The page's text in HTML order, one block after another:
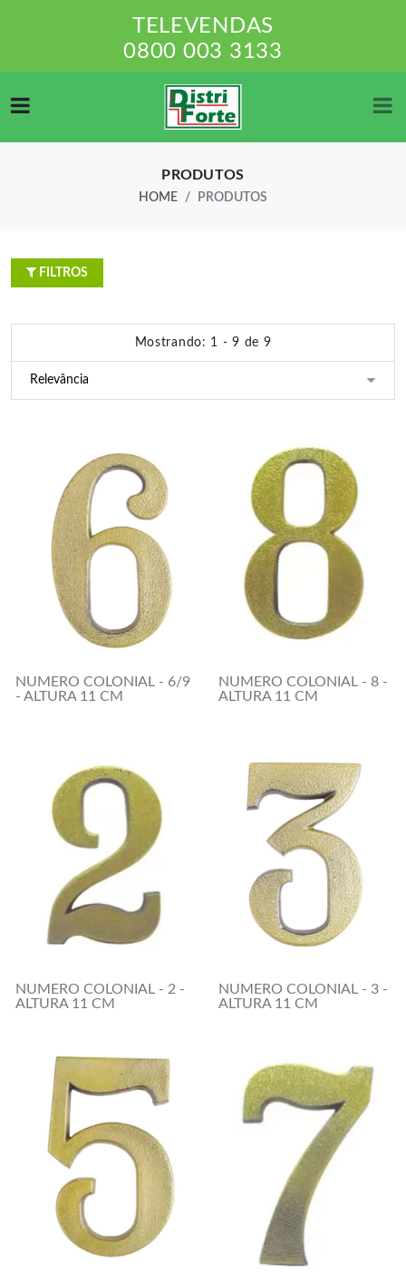
TELEVENDAS
0800 003 3133
PRODUTOS
HOME PRODUTOS
FILTROS
Mostrando: 1 - 9 de 9
NUMERO COLONIAL - 6/9
- ALTURA 11 CM
NUMERO COLONIAL - 8 -
ALTURA 11 CM
NUMERO COLONIAL - 2 -
ALTURA 11 CM
NUMERO COLONIAL - 3 -
ALTURA 11 CM